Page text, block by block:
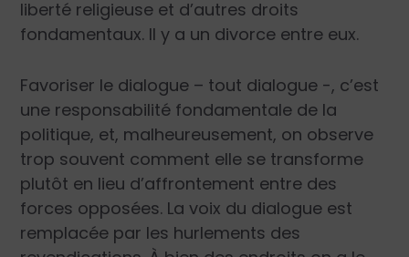
liberté religieuse et d’autres droits
fondamentaux. Il y a un divorce entre eux.
Favoriser le dialogue – tout dialogue -, c’est
une responsabilité fondamentale de la
politique, et, malheureusement, on observe
trop souvent comment elle se transforme
plutôt en lieu d’affrontement entre des
forces opposées. La voix du dialogue est
remplacée par les hurlements des